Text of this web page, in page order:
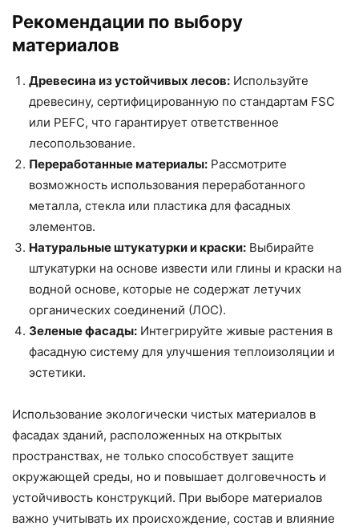
Рекомендации по выбору
материалов
Древесина из устойчивых лесов: Используйте
древесину, сертифицированную по стандартам FSC
или PEFC, что гарантирует ответственное
лесопользование.
Переработанные материалы: Рассмотрите
возможность использования переработанного
металла, стекла или пластика для фасадных
элементов.
Натуральные штукатурки и краски: Выбирайте
штукатурки на основе извести или глины и краски на
водной основе, которые не содержат летучих
органических соединений (ЛОС).
Зеленые фасады: Интегрируйте живые растения в
фасадную систему для улучшения теплоизоляции и
эстетики.
Использование экологически чистых материалов в
фасадах зданий, расположенных на открытых
пространствах, не только способствует защите
окружающей среды, но и повышает долговечность и
устойчивость конструкций. При выборе материалов
важно учитывать их происхождение, состав и влияние